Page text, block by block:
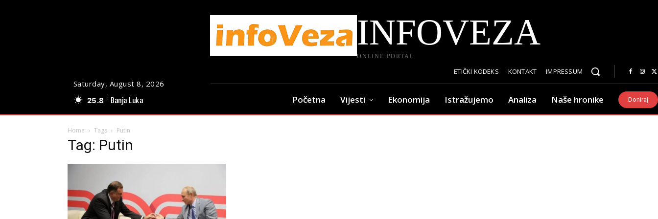
Saturday, August 8, 2026
25.8 C Banja Luka
INFOVEZA
ONLINE PORTAL
ETIČKI KODEKS KONTAKT IMPRESSUM
Početna Vijesti Ekonomija Istražujemo Analiza Naše hronike Doniraj
Home Tags Putin
Tag: Putin